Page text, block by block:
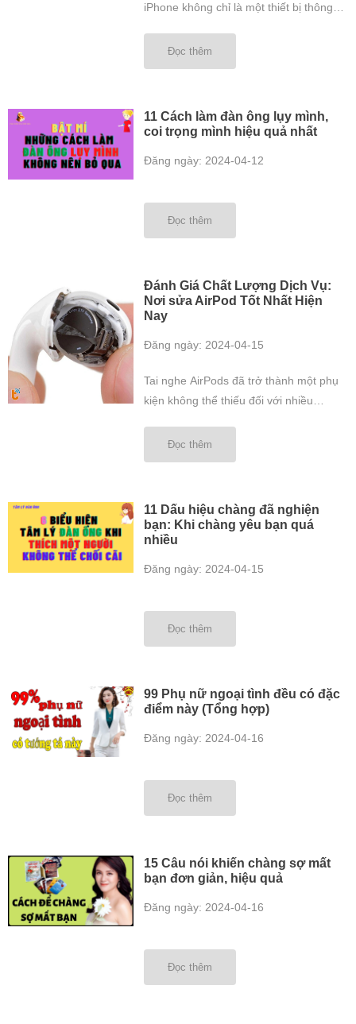
iPhone không chỉ là một thiết bị thông
cách sống hiện đại. Tuy nhiên, khi gặp
sự cố kỹ thuật hoặc hỏng hóc, việc tìm
Đọc thêm
11 Cách làm đàn ông lụy mình,
coi trọng mình hiệu quả nhất
Đăng ngày: 2024-04-12
Đọc thêm
Đánh Giá Chất Lượng Dịch Vụ:
Nơi sửa AirPod Tốt Nhất Hiện
Nay
Đăng ngày: 2024-04-15
Tai nghe AirPods đã trở thành một phụ
kiện không thể thiếu đối với nhiều
nào khác, chúng cũng có thể gặp phải
các vấn đề kỹ thuật. Việc tìm một nơi
Đọc thêm
11 Dấu hiệu chàng đã nghiện
bạn: Khi chàng yêu bạn quá
nhiều
Đăng ngày: 2024-04-15
Đọc thêm
99 Phụ nữ ngoại tình đều có đặc
điểm này (Tổng hợp)
Đăng ngày: 2024-04-16
Đọc thêm
15 Câu nói khiến chàng sợ mất
bạn đơn giản, hiệu quả
Đăng ngày: 2024-04-16
Đọc thêm